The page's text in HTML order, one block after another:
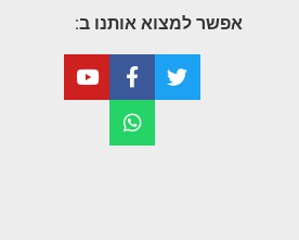
אפשר למצוא אותנו ב: